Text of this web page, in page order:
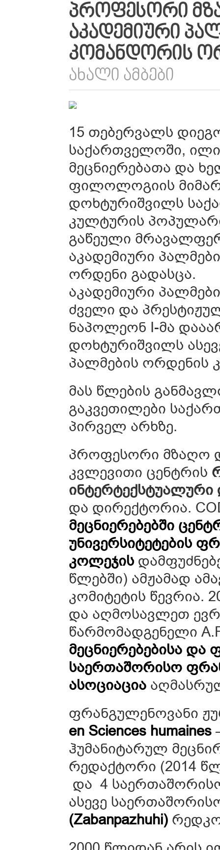
ᲞᲠᲝᲤᲔᲡᲝᲠᲘ
ᲐᲙᲐᲓᲔᲛᲘᲣᲠᲘ
ᲙᲝᲛᲐᲜᲓᲝᲠᲘᲡ
ᲐᲮᲐᲚᲘ ᲐᲛᲑᲔᲑᲘ
15 თებერვალს
საქართველოში,
მეცნიერებათა და
ფილოლოგიის
დოხტურიშვილს
კულტურის
გაწეული
აკადემიური
ორდენი გადასცა.
აკადემიური
ძველი და
ნაპოლეონ I-მა
დოხტურიშვილს
პალმების ორდენის
მას წლების
გაკვეთილები
პირველ არხზე.
პროფესორი მზაღო
კვლევითი ცენტრის
ინტერტექსტუალური
და დირექტორია.
მეცნიერებებში
უნივერსიტეტების
კოლეჯის
წლებში) ამჟამად
კომიტეტის წევრია.
და აღმოსავლეთ
წარმომადგენელი
მეცნიერებებისა
საერთაშორისო
ასოციაცია
ფრანგულენოვანი
en Sciences humaines
ჰუმანიტარულ
რედაქტორი (2014
და 4
ასევე
(Zabanpazhuhi)